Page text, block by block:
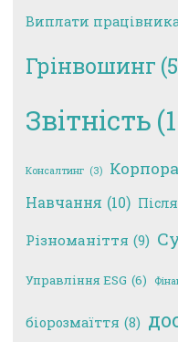
Виплати
Грінвошинг
Звітність
Консалтинг (3)
Навчання (10)
Різноманіття (9)
Управління ESG (6)
біорозмаїття (8)